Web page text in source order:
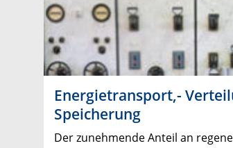
Energietransport,-
Speicherung
Der zunehmende Anteil an